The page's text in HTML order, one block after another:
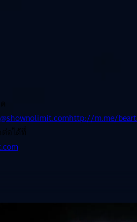
http://m.me/
อได้ที่